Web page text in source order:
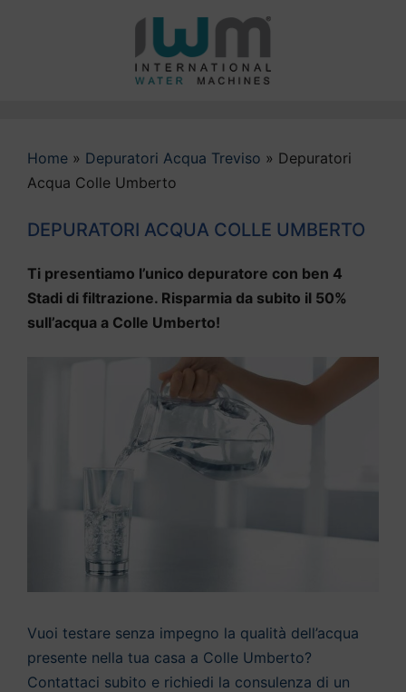
Home » Depuratori Acqua Treviso » Depuratori
Acqua Colle Umberto
DEPURATORI ACQUA COLLE UMBERTO
Ti presentiamo l’unico depuratore con ben 4
Stadi di filtrazione. Risparmia da subito il 50%
sull’acqua a Colle Umberto!
Vuoi testare senza impegno la qualità dell’acqua
presente nella tua casa a Colle Umberto?
Contattaci subito e richiedi la consulenza di un